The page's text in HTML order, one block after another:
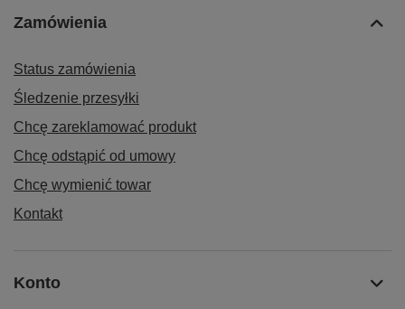
Zamówienia
Status zamówienia
Śledzenie przesyłki
Chcę zareklamować produkt
Chcę odstąpić od umowy
Chcę wymienić towar
Kontakt
Konto